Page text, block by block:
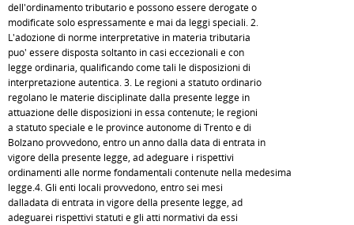
dell'ordinamento tributario e possono essere derogate o
modificate solo espressamente e mai da leggi speciali. 2.
L'adozione di norme interpretative in materia tributaria
puo' essere disposta soltanto in casi eccezionali e con
legge ordinaria, qualificando come tali le disposizioni di
interpretazione autentica. 3. Le regioni a statuto ordinario
regolano le materie disciplinate dalla presente legge in
attuazione delle disposizioni in essa contenute; le regioni
a statuto speciale e le province autonome di Trento e di
Bolzano provvedono, entro un anno dalla data di entrata in
vigore della presente legge, ad adeguare i rispettivi
ordinamenti alle norme fondamentali contenute nella medesima
legge.4. Gli enti locali provvedono, entro sei mesi
dalladata di entrata in vigore della presente legge, ad
adeguarei rispettivi statuti e gli atti normativi da essi